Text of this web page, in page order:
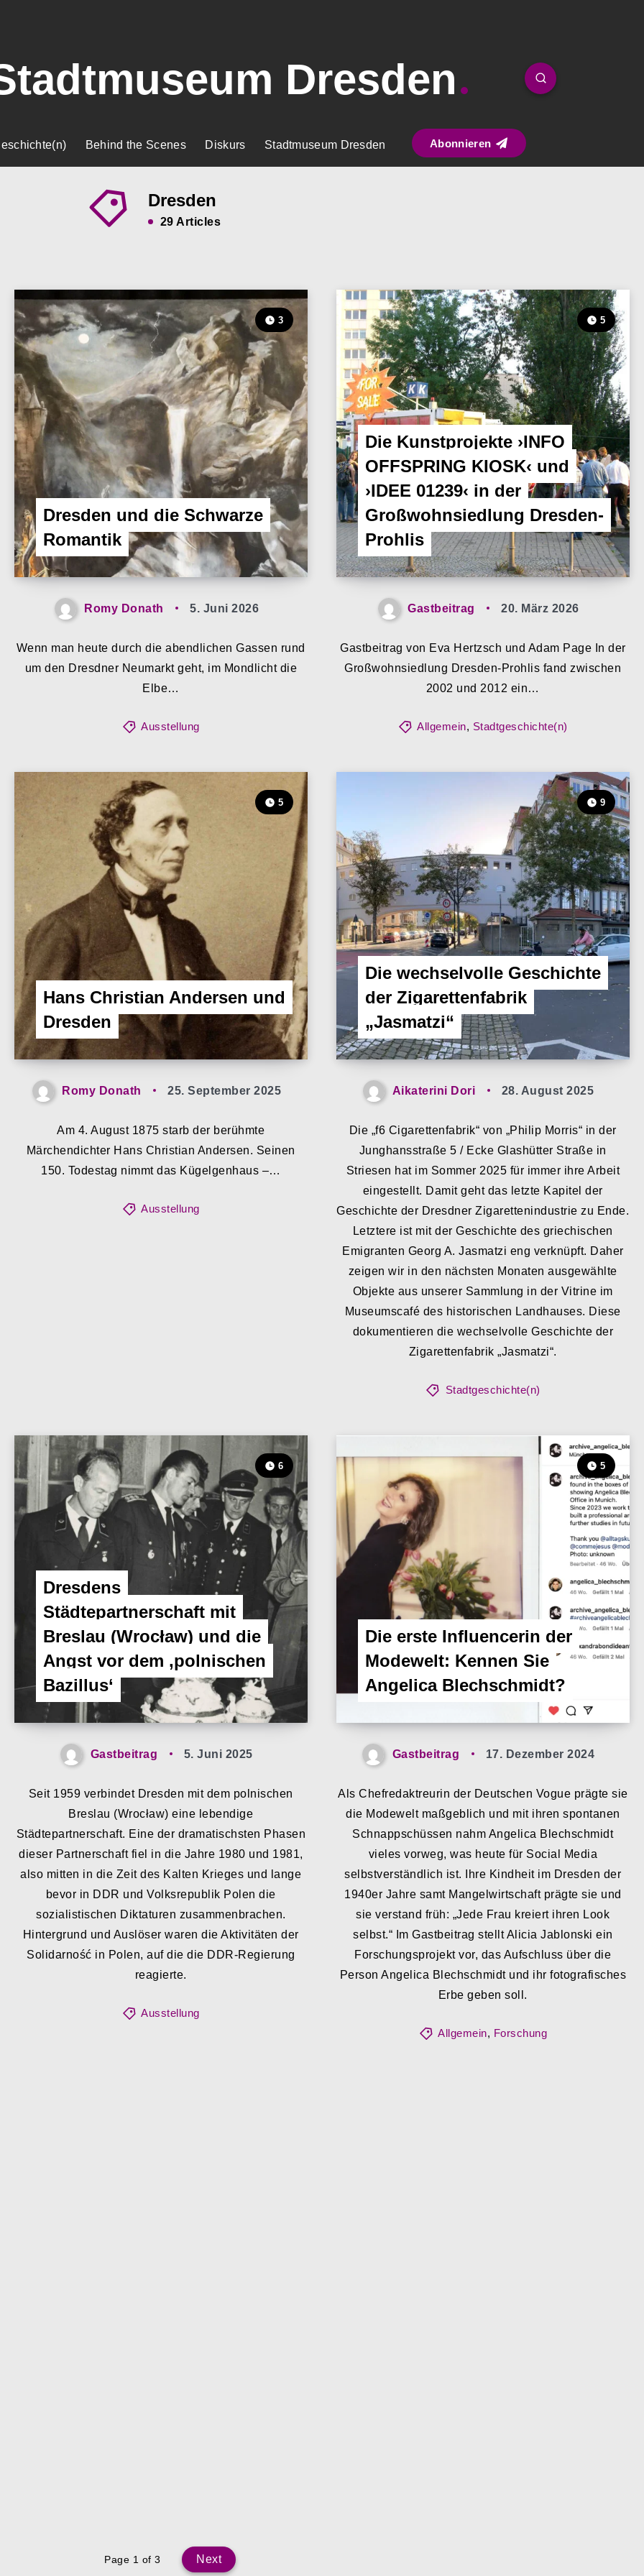
Dresden
Behind the Scenes Diskurs Stadtmuseum Dresden Abonnieren
Dresden
29 Articles
Dresden und die Schwarze
Romantik
3
Romy Donath 5. Juni 2026
Wenn man heute durch die abendlichen Gassen rund
um den Dresdner Neumarkt geht, im Mondlicht die
Elbe…
Ausstellung
Die Kunstprojekte ›INFO
OFFSPRING KIOSK‹ und
›IDEE 01239‹ in der
Großwohnsiedlung Dresden-
Prohlis
5
Gastbeitrag 20. März 2026
Gastbeitrag von Eva Hertzsch und Adam Page In der
Großwohnsiedlung Dresden-Prohlis fand zwischen
2002 und 2012 ein…
Allgemein, Stadtgeschichte(n)
Hans Christian Andersen und
Dresden
5
Romy Donath 25. September 2025
Am 4. August 1875 starb der berühmte
Märchendichter Hans Christian Andersen. Seinen
150. Todestag nimmt das Kügelgenhaus –…
Ausstellung
Die wechselvolle Geschichte
der Zigarettenfabrik
„Jasmatzi“
9
Aikaterini Dori 28. August 2025
Die „f6 Cigarettenfabrik“ von „Philip Morris“ in der
Junghansstraße 5 / Ecke Glashütter Straße in
Striesen hat im Sommer 2025 für immer ihre Arbeit
eingestellt. Damit geht das letzte Kapitel der
Geschichte der Dresdner Zigarettenindustrie zu Ende.
Letztere ist mit der Geschichte des griechischen
Emigranten Georg A. Jasmatzi eng verknüpft. Daher
zeigen wir in den nächsten Monaten ausgewählte
Objekte aus unserer Sammlung in der Vitrine im
Museumscafé des historischen Landhauses. Diese
dokumentieren die wechselvolle Geschichte der
Zigarettenfabrik „Jasmatzi“.
Stadtgeschichte(n)
Dresdens
Städtepartnerschaft mit
Breslau (Wrocław) und die
Angst vor dem ‚polnischen
Bazillus‘
6
Gastbeitrag 5. Juni 2025
Seit 1959 verbindet Dresden mit dem polnischen
Breslau (Wrocław) eine lebendige
Städtepartnerschaft. Eine der dramatischsten Phasen
dieser Partnerschaft fiel in die Jahre 1980 und 1981,
also mitten in die Zeit des Kalten Krieges und lange
bevor in DDR und Volksrepublik Polen die
sozialistischen Diktaturen zusammenbrachen.
Hintergrund und Auslöser waren die Aktivitäten der
Solidarność in Polen, auf die die DDR-Regierung
reagierte.
Ausstellung
Die erste Influencerin der
Modewelt: Kennen Sie
Angelica Blechschmidt?
5
Gastbeitrag 17. Dezember 2024
Als Chefredaktreurin der Deutschen Vogue prägte sie
die Modewelt maßgeblich und mit ihren spontanen
Schnappschüssen nahm Angelica Blechschmidt
vieles vorweg, was heute für Social Media
selbstverständlich ist. Ihre Kindheit im Dresden der
1940er Jahre samt Mangelwirtschaft prägte sie und
sie verstand früh: „Jede Frau kreiert ihren Look
selbst.“ Im Gastbeitrag stellt Alicia Jablonski ein
Forschungsprojekt vor, das Aufschluss über die
Person Angelica Blechschmidt und ihr fotografisches
Erbe geben soll.
Allgemein, Forschung
Page 1 of 3 Next